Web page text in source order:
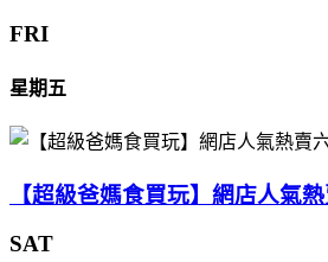
FRI
星期五
【超級爸媽食買玩】網店人氣
SAT